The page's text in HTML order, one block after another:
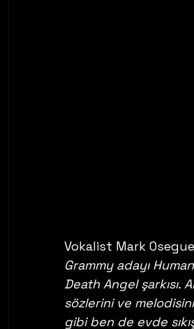
Vokalist Mark
Grammy adayı
Death Angel şarkısı.
sözlerini ve melodisini
gibi ben de evde